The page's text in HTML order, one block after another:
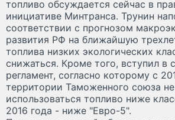
топливо обсуждается сейчас в
инициативе Минтранса. Трунин
соответствии с прогнозом
развития РФ на ближайшую
топлива низких экологических
снижаться. Кроме того, вступил в
регламент, согласно которому с
территории Таможенного союза не
использоваться топливо ниже
2016 года - ниже "Евро-5".